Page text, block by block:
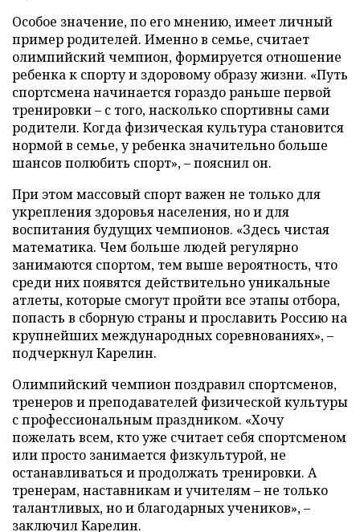
Особое значение, по его мнению, имеет личный
пример родителей. Именно в семье, считает
олимпийский чемпион, формируется отношение
ребенка к спорту и здоровому образу жизни. «Путь
спортсмена начинается гораздо раньше первой
тренировки – с того, насколько спортивны сами
родители. Когда физическая культура становится
нормой в семье, у ребенка значительно больше
шансов полюбить спорт», – пояснил он.
При этом массовый спорт важен не только для
укрепления здоровья населения, но и для
воспитания будущих чемпионов. «Здесь чистая
математика. Чем больше людей регулярно
занимаются спортом, тем выше вероятность, что
среди них появятся действительно уникальные
атлеты, которые смогут пройти все этапы отбора,
попасть в сборную страны и прославить Россию на
крупнейших международных соревнованиях», –
подчеркнул Карелин.
Олимпийский чемпион поздравил спортсменов,
тренеров и преподавателей физической культуры
с профессиональным праздником. «Хочу
пожелать всем, кто уже считает себя спортсменом
или просто занимается физкультурой, не
останавливаться и продолжать тренировки. А
тренерам, наставникам и учителям – не только
талантливых, но и благодарных учеников», –
заключил Карелин.